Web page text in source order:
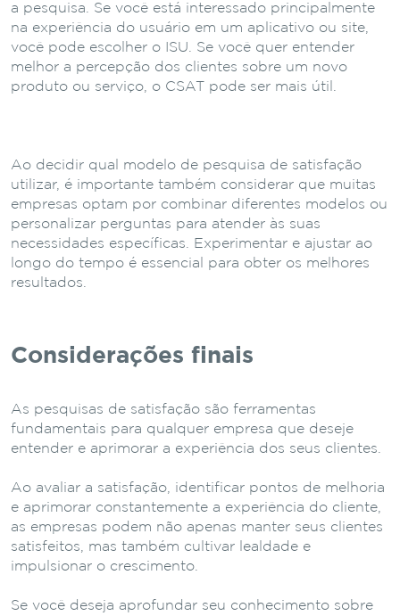
a pesquisa. Se você está interessado principalmente
na experiência do usuário em um aplicativo ou site,
você pode escolher o ISU. Se você quer entender
melhor a percepção dos clientes sobre um novo
produto ou serviço, o CSAT pode ser mais útil.
Ao decidir qual modelo de pesquisa de satisfação
utilizar, é importante também considerar que muitas
empresas optam por combinar diferentes modelos ou
personalizar perguntas para atender às suas
necessidades específicas. Experimentar e ajustar ao
longo do tempo é essencial para obter os melhores
resultados.
Considerações finais
As pesquisas de satisfação são ferramentas
fundamentais para qualquer empresa que deseje
entender e aprimorar a experiência dos seus clientes.
Ao avaliar a satisfação, identificar pontos de melhoria
e aprimorar constantemente a experiência do cliente,
as empresas podem não apenas manter seus clientes
satisfeitos, mas também cultivar lealdade e
impulsionar o crescimento.
Se você deseja aprofundar seu conhecimento sobre